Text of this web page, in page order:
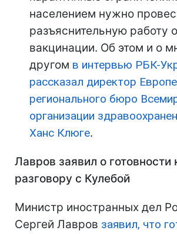
населением нужно
разъяснительную работу о
вакцинации. Об этом и о
другом в интервью РБК-
рассказал директор
регионального бюро
организации
Ханс Клюге.
Лавров заявил о готовности
разговору с Кулебой
Министр иностранных дел
Сергей Лавров заявил, что